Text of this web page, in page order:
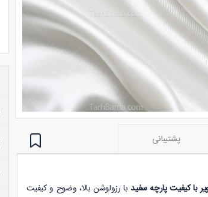
پشتیبانی
با کیفیت پارچه سفید با رزولوشن بالا، وضوح و کیفیت